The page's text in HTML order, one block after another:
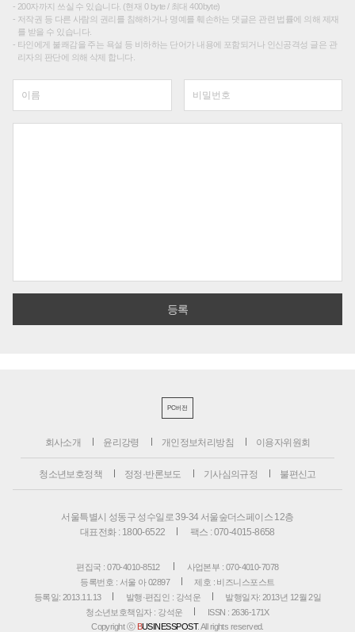
200자까지 쓰실 수 있습니다. (현재 0 byte / 최대 400byte)
저작권 등 다른 사람의 권리를 침해하거나 명예를 훼손하는 댓글은 관련 법률에 의해 제재
를 받을 수 있습니다.
타인에게 불쾌감을 주는 욕설 등 비하하는 단어가 내용에 포함되거나 인신공격성 글은 관
리자의 판단에 의해 삭제 합니다.
PC버전
회사소개 윤리강령 개인정보처리방침 이용자위원회
청소년보호정책 정정·반론보도 기사심의규정 불편신고
서울특별시 성동구 성수일로 39-34 서울숲더스페이스 12층
대표전화 : 1800-6522
팩스 : 070-4015-8658
편집국 : 070-4010-8512
사업본부 : 070-4010-7078
등록번호 : 서울 아 02897
제호 : 비즈니스포스트
등록일: 2013.11.13
발행·편집인 : 강석운
발행일자: 2013년 12월 2일
청소년보호책임자 : 강석운
ISSN : 2636-171X
Copyright ⓒ BUSINESSPOST. All rights reserved.